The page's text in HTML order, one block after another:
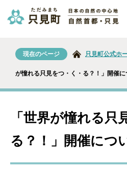
現在のページ 只見町公式ホ
が憧れる只見をつ・く・る？！」開催に
「世界が憧れる只
る？！」開催につ